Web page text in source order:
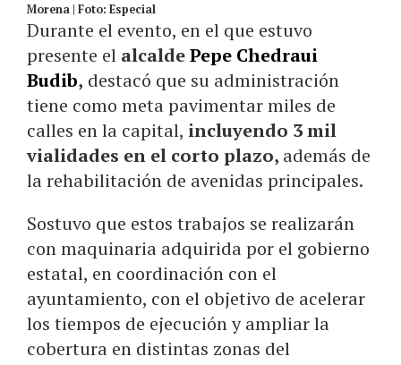
Morena | Foto: Especial
Durante el evento, en el que estuvo
presente el alcaldePepe Chedraui
Budib, destacó que su administración
tiene como meta pavimentar miles de
calles en la capital, incluyendo 3 mil
vialidades en el corto plazo, además de
la rehabilitación de avenidas principales.
Sostuvo que estos trabajos se realizarán
con maquinaria adquirida por el gobierno
estatal, en coordinación con el
ayuntamiento, con el objetivo de acelerar
los tiempos de ejecución y ampliar la
cobertura en distintas zonas del